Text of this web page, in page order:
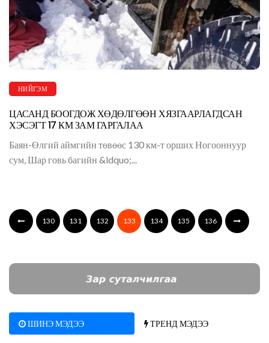
НИЙГЭМ
ЦАСАНД БООГДОЖ ХӨДӨЛГӨӨН ХЯЗГААРЛАГДСАН
ХЭСЭГТ 17 КМ ЗАМ ГАРГАЛАА
Баян-Өлгий аймгийн төвөөс 130 км-т орших Ногооннуур
сум, Шар говь багийн &ldquo;...
130 131 132 133 134 135 136
ШИНЭ МЭДЭЭ ТРЕНД МЭДЭЭ